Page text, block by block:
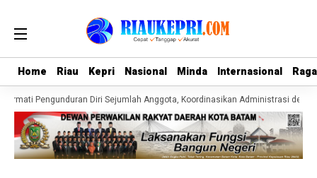
Home Riau Kepri Nasional Minda Internasional
Home Riau Kepri Nasional Minda Internasional
Pengunduran Diri Sejumlah Anggota, Koordinasikan Administrasi dengan